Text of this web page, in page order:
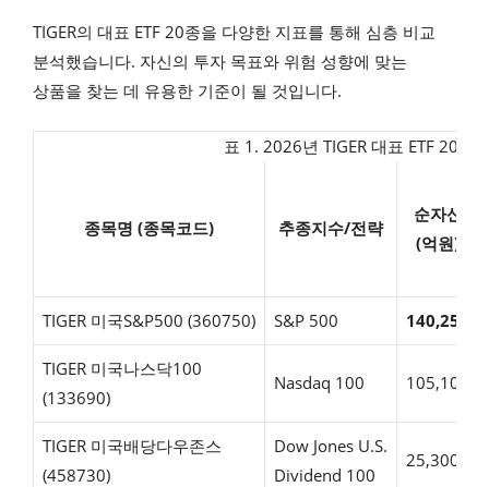
TIGER의 대표 ETF 20종을 다양한 지표를 통해 심층 비교
분석했습니다. 자신의 투자 목표와 위험 성향에 맞는
상품을 찾는 데 유용한 기준이 될 것입니다.
표 1. 2026년 TIGER 대표 ETF 20종
종목명 (종목코드) 추종지수/전략
순자산
(억원)
TIGER 미국S&P500 (360750) S&P 500 140,250
TIGER 미국나스닥100
(133690)
Nasdaq 100 105,100
TIGER 미국배당다우존스
(458730)
Dow Jones U.S.
Dividend 100
25,300